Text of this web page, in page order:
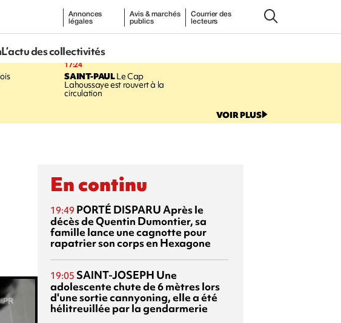
Annonces
légales
Avis & marchés
publics
Courrier des
lecteurs
L’actu des collectivités
17:24
SAINT-PAULLe Cap
Lahoussaye est rouvert à la
circulation
VOIR PLUS
En continu
19:49 PORTÉ DISPARUAprès le
décès de Quentin Dumontier, sa
famille lance une cagnotte pour
rapatrier son corps en Hexagone
19:05 SAINT-JOSEPH Une
adolescente chute de 6 mètres lors
d'une sortie cannyoning, elle a été
hélitreuillée par la gendarmerie